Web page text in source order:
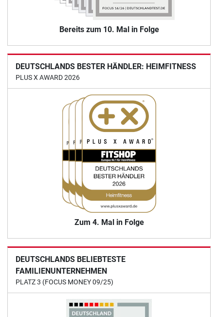
Bereits zum 10. Mal in Folge
DEUTSCHLANDS BESTER HÄNDLER: HEIMFITNESS
PLUS X AWARD 2026
Zum 4. Mal in Folge
DEUTSCHLANDS BELIEBTESTE
FAMILIENUNTERNEHMEN
PLATZ 3 (FOCUS MONEY 09/25)